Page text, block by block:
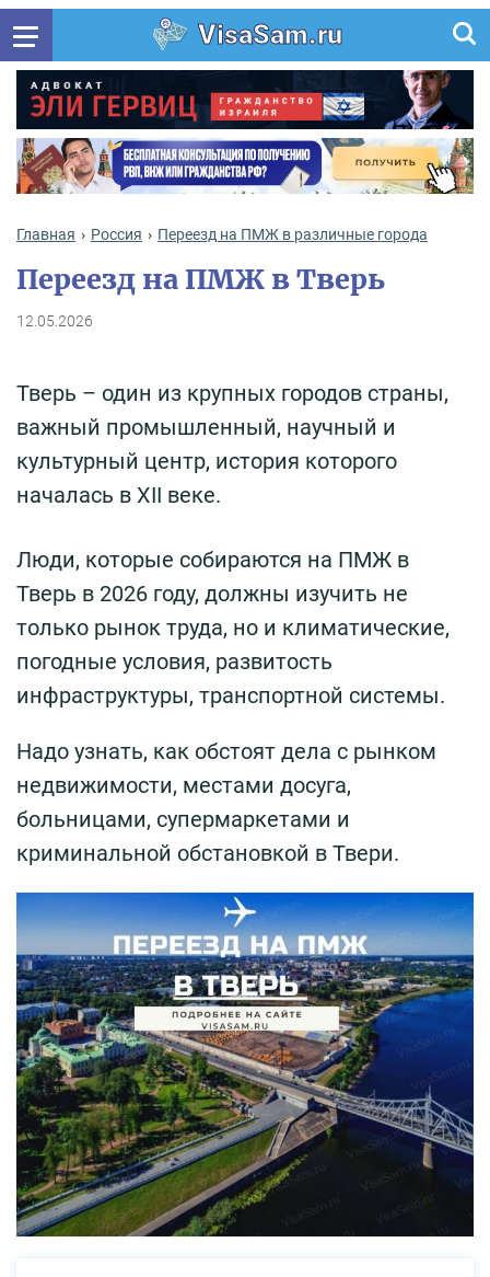
VisaSam.ru
Главная Россия Переезд на ПМЖ в различные города
Переезд на ПМЖ в Тверь
12.05.2026
Тверь – один из крупных городов страны,
важный промышленный, научный и
культурный центр, история которого
началась в XII веке.
Люди, которые собираются на ПМЖ в
Тверь в 2026 году, должны изучить не
только рынок труда, но и климатические,
погодные условия, развитость
инфраструктуры, транспортной системы.
Надо узнать, как обстоят дела с рынком
недвижимости, местами досуга,
больницами, супермаркетами и
криминальной обстановкой в Твери.